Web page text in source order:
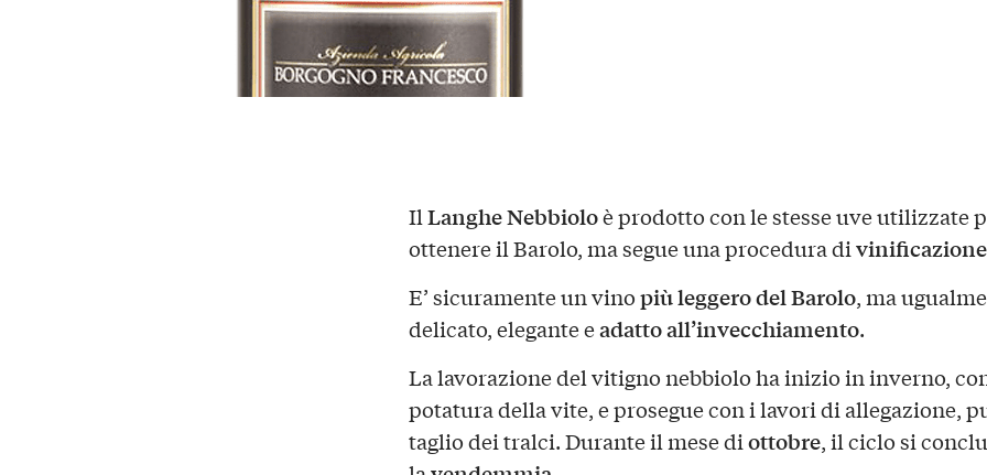
IlLanghe Nebbioloè prodotto con le stesse uve utilizzate
ottenere il Barolo, ma segue una procedura divinificazione
E’ sicuramente un vinopiù leggero del Barolo, ma
delicato, elegante eadatto all’invecchiamento.
La lavorazione del vitigno nebbiolo ha inizio in inverno,
potatura della vite, e prosegue con i lavori di allegazione,
taglio dei tralci. Durante il mese diottobre, il ciclo si